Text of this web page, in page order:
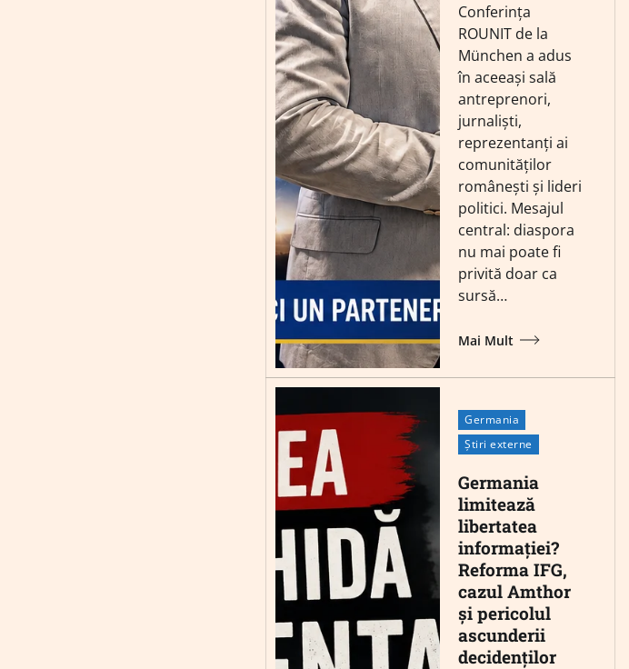
Conferința
ROUNIT de la
München a adus
în aceeași sală
antreprenori,
jurnaliști,
reprezentanți ai
comunităților
românești și lideri
politici. Mesajul
central: diaspora
nu mai poate fi
privită doar ca
sursă…
Mai Mult
Germania
Știri externe
Germania
limitează
libertatea
informației?
Reforma IFG,
cazul Amthor
și pericolul
ascunderii
decidenților